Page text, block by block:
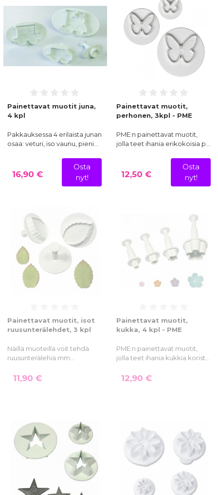
Painettavat muotit juna,
4 kpl
Pakkauksessa 4 erilaista junan
osaa: veturi, iso vaunu, pieni…
16,90 €
Osta
nyt!
Painettavat muotit,
perhonen, 3kpl - PME
PME:n painettavat muotit,
jolla teet ihania erikokoisia p…
12,50 €
Osta
nyt!
Painettavat muotit, isot
ruusunterälehdet, 3 kpl
Näillä muoteilla voit tehdä
ruusunterälehiä mm…
11,90 €
Painettavat muotit,
kukka, 4 kpl - PME
PME:n painettavat muotit,
jolla teet ihania kukkia korist…
12,90 €